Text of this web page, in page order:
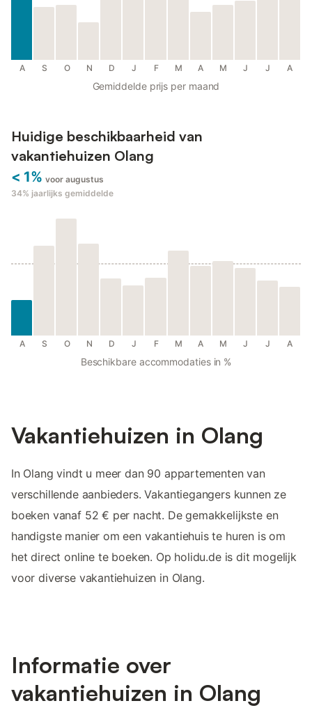
A S O N D J F M A M J J A
Gemiddelde prijs per maand
Huidige beschikbaarheid van
vakantiehuizen Olang
< 1% voor augustus
34% jaarlijks gemiddelde
A S O N D J F M A M J J A
Beschikbare accommodaties in %
Vakantiehuizen in Olang
In Olang vindt u meer dan 90 appartementen van
verschillende aanbieders. Vakantiegangers kunnen ze
boeken vanaf 52 € per nacht. De gemakkelijkste en
handigste manier om een vakantiehuis te huren is om
het direct online te boeken. Op holidu.de is dit mogelijk
voor diverse vakantiehuizen in Olang.
Informatie over
vakantiehuizen in Olang